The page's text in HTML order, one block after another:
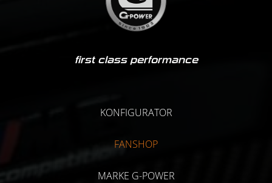
first class performance
KONFIGURATOR
FANSHOP
MARKE G-POWER